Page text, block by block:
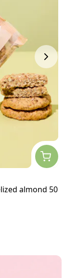
almond 50